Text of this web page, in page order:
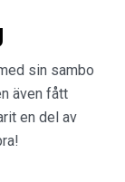
sin sambo
även fått
en del av